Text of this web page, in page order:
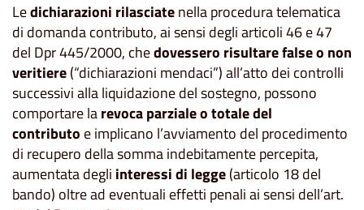
Ledichiarazioni rilasciatenella procedura telematica
di domanda contributo, ai sensi degli articoli 46 e 47
del Dpr 445/2000, chedovessero risultare false o non
veritiere(“dichiarazioni mendaci”) all’atto dei controlli
successivi alla liquidazione del sostegno, possono
comportare larevoca parziale o totale del
contributo e implicano l’avviamento del procedimento
di recupero della somma indebitamente percepita,
aumentata degli interessi di legge(articolo 18 del
bando) oltre ad eventuali effetti penali ai sensi dell’art.